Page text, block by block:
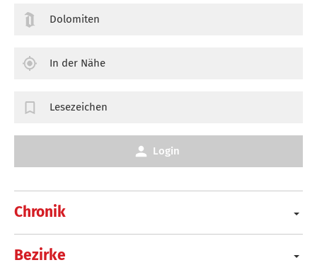
Chronik
Bezirke
Dolomiten
In der Nähe
Lesezeichen
Login